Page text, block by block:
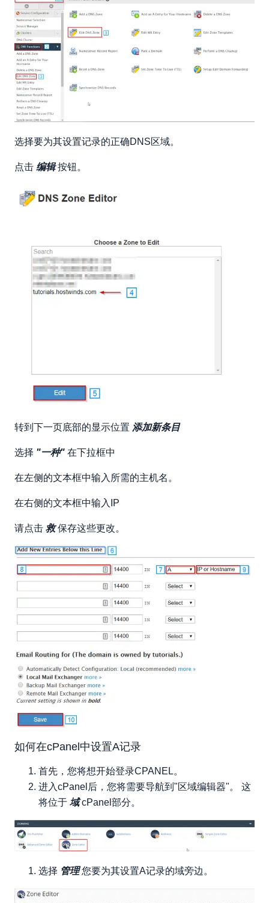
选择要为其设置记录的正确DNS区域。
点击 编辑按钮。
转到下一页底部的显示位置 添加新条目
选择 "一种" 在下拉框中
在左侧的文本框中输入所需的主机名。
在右侧的文本框中输入IP
请点击 救保存这些更改。
如何在cPanel中设置A记录
首先，您将想开始登录CPANEL。
进入cPanel后，您将需要导航到"区域编辑器"。 这
将位于 域cPanel部分。
选择 管理您要为其设置A记录的域旁边。